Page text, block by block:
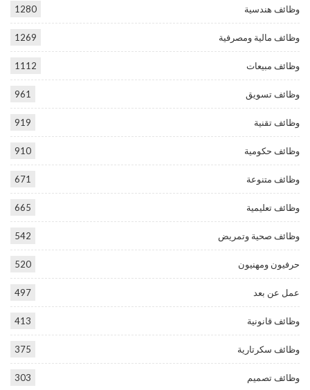
وظائف هندسية 1280
وظائف مالية ومصرفية 1269
وظائف مبيعات 1112
وظائف تسويق 961
وظائف تقنية 919
وظائف حكومية 910
وظائف متنوعة 671
وظائف تعليمية 665
وظائف صحية وتمريض 542
حرفيون ومهنيون 520
عمل عن بعد 497
وظائف قانونية 413
وظائف سكرتارية 375
وظائف تصميم 303